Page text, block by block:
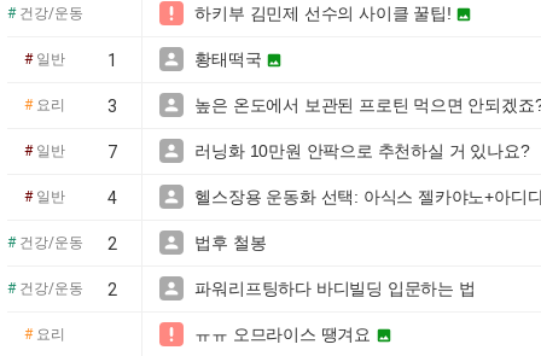
#건강/운동  하키부 김민제 선수의 사이클 꿀팁! 
#일반 1  황태떡국 
#요리 3  높은 온도에서 보관된 프로틴 먹으면 안되겠죠
#일반 7  러닝화 10만원 안팍으로 추천하실 거 있나요?
#일반 4  헬스장용 운동화 선택: 아식스 젤카야노+아디
#건강/운동 2  법후 철봉
#건강/운동 2  파워리프팅하다 바디빌딩 입문하는 법
#요리  ㅠㅠ 오므라이스 땡겨요 